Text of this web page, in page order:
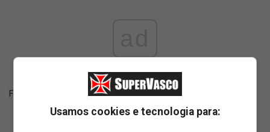
Fonte: X Vasco eSports
Usamos cookies e tecnologia para: